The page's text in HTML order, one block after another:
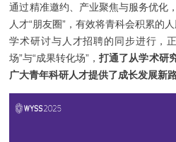
通过精准邀约、产业聚焦与服务优化
人才“朋友圈”，有效将青科会积累的
学术研讨与人才招聘的同步进行，
场”与“成果转化场”，打通了从学术研
广大青年科研人才提供了成长发展新路